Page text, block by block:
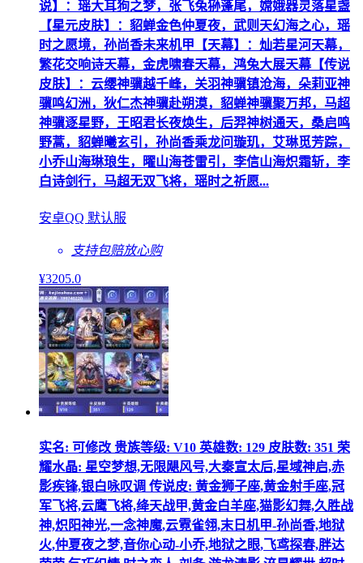
说】：瑶大耳狗之梦，张飞兔狲蓬尾，嫦娥器灵落星盏
【星元皮肤】：貂蝉金色仲夏夜，武则天幻海之心，瑶
时之愿境，孙尚香未来机甲【天幕】：灿若星河天幕，
繁花交响诗天幕，金虎啸春天幕，鸿兔大展天幕【传说
皮肤】：云缨神骥越千峰，关羽神骥镇沧海，朵莉亚神
骥鸣幻洲，狄仁杰神骥赴朔漠，貂蝉神骥聚万邦，马超
神骥逐星野，王昭君长夜焕生，后羿神树通天，桑启鸣
野蒿，貂蝉曦玄引，孙尚香乘龙问璇玑，艾琳觅芳踪，
小乔山海琳琅生，曜山海苍雷引，李信山海炽霜斩，李
白诗剑行，马超无双飞将，瑶时之祈愿...
安卓QQ 默认服
支持包赔放心购
¥3205.0
实名: 可修改 贵族等级: V10 英雄数: 129 皮肤数: 351 荣
耀水晶: 星空梦想,无限飓风号,大秦宣太后,星域神启,赤
影疾锋,银白咏叹调 传说皮: 黄金狮子座,黄金射手座,冠
军飞将,云鹰飞将,绛天战甲,黄金白羊座,猫影幻舞,久胜战
神,炽阳神光,一念神魔,云霓雀翎,末日机甲-孙尚香,地狱
火,仲夏夜之梦,音你心动-小乔,地狱之眼,飞鸢探春,胖达